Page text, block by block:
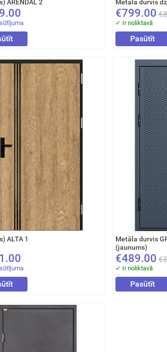
ARENDAL 2 Metāla durvis
€799.00
✓ Ir noliktavā
Pasūtīt
ALTA 1
Metāla durvis
(jaunums)
€489.00
✓ Ir noliktavā
Pasūtīt